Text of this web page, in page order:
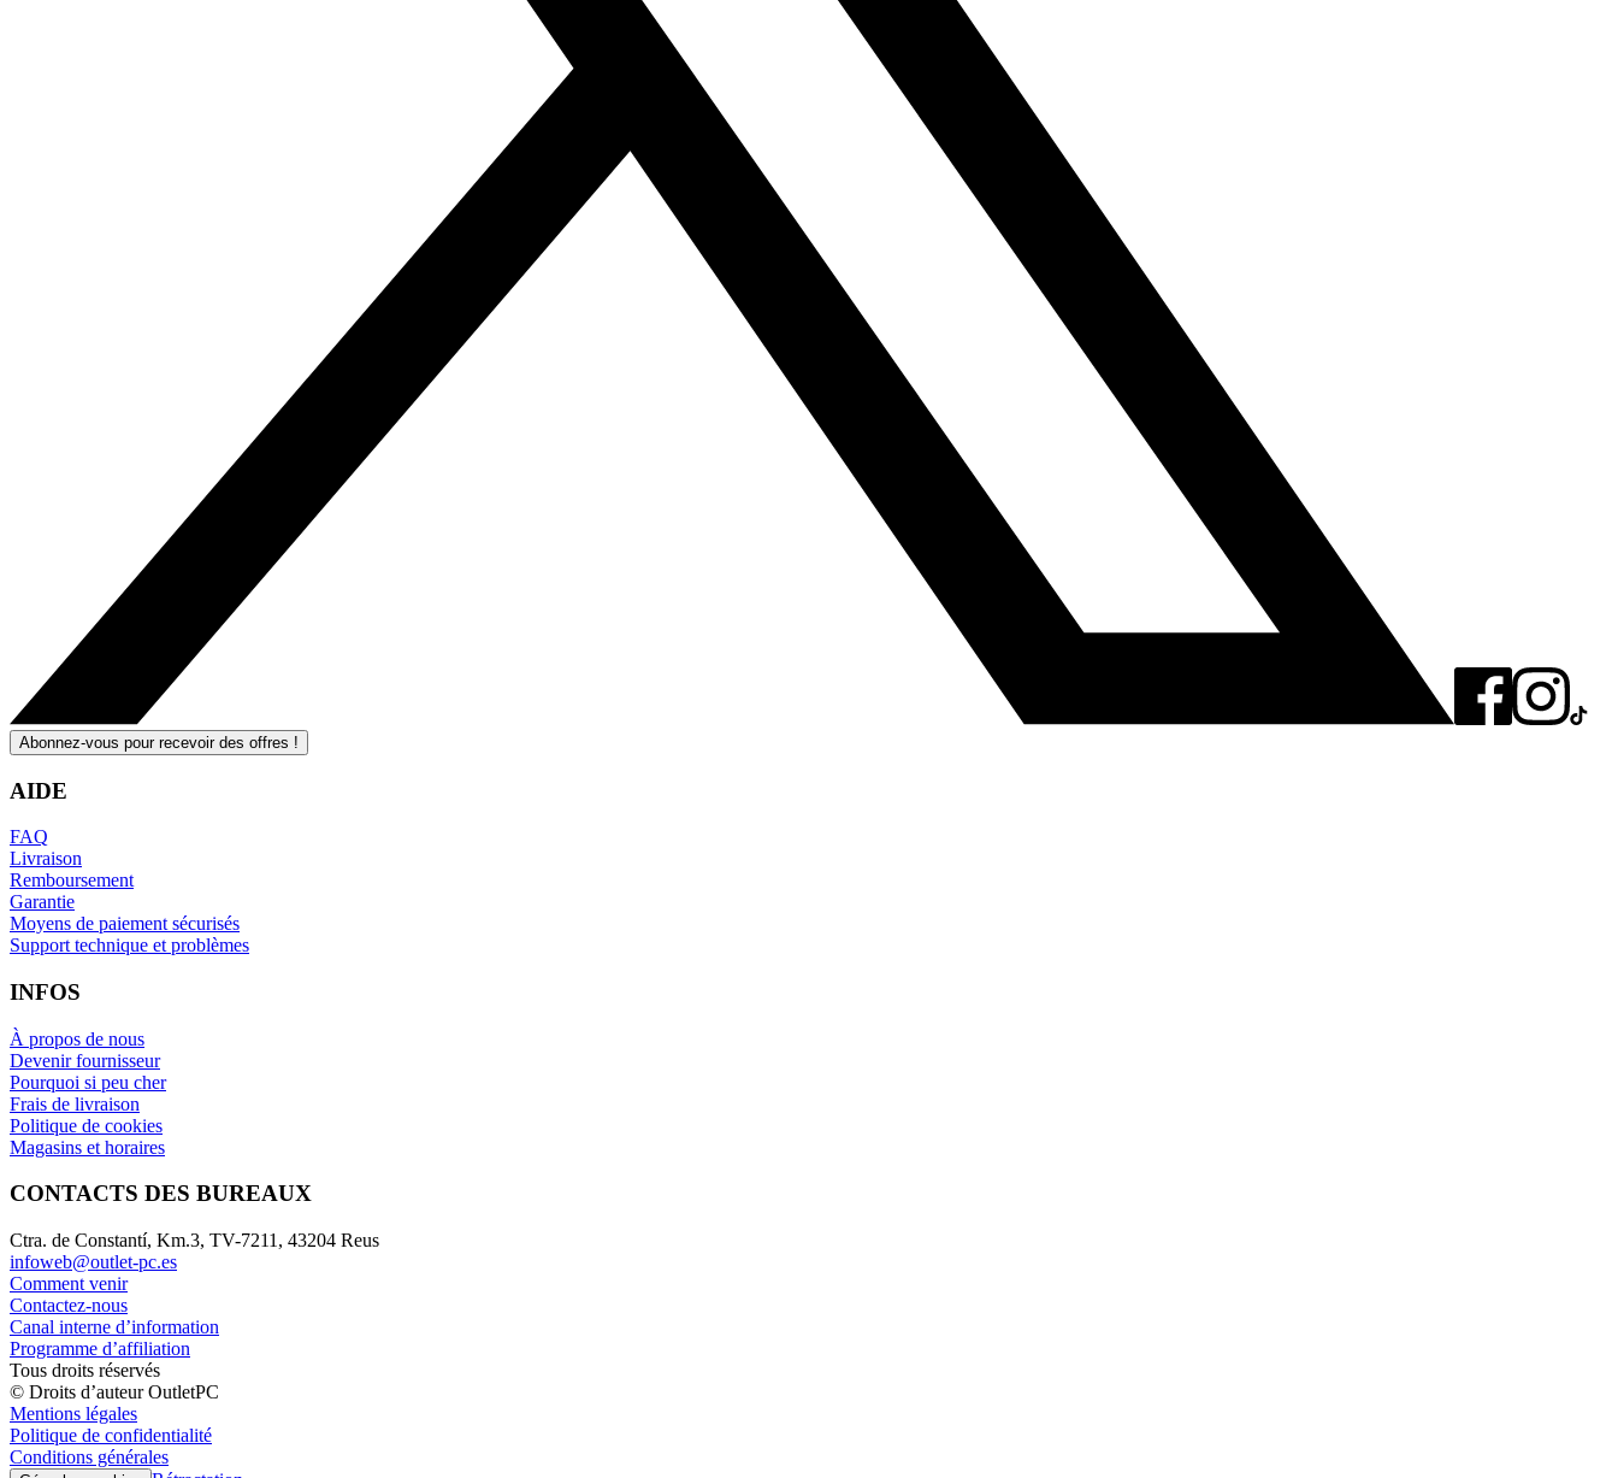
Abonnez-vous pour recevoir des offres !
AIDE
FAQ
Livraison
Remboursement
Garantie
Moyens de paiement sécurisés
Support technique et problèmes
INFOS
À propos de nous
Devenir fournisseur
Pourquoi si peu cher
Frais de livraison
Politique de cookies
Magasins et horaires
CONTACTS DES BUREAUX
Ctra. de Constantí, Km.3, TV-7211, 43204 Reus
infoweb@outlet-pc.es
Comment venir
Contactez-nous
Canal interne d’information
Programme d’affiliation
Tous droits réservés
© Droits d’auteur OutletPC
Mentions légales
Politique de confidentialité
Conditions générales